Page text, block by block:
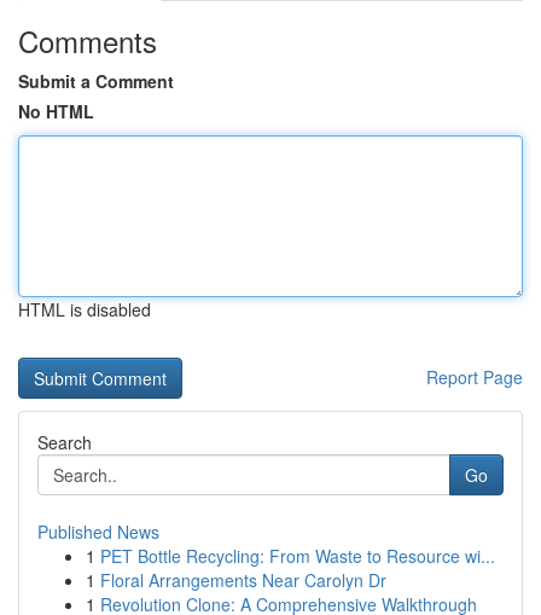
Comments
Submit a Comment
No HTML
HTML is disabled
Report Page
Search
Go
Published News
1 PET Bottle Recycling: From Waste to Resource wi...
1 Floral Arrangements Near Carolyn Dr
1 Revolution Clone: A Comprehensive Walkthrough